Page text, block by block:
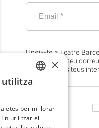
Uneix-te a Teatre
exclusives al teu
en funció dels teus
Actualitat
×
utilitza
per millorar
utilitzar el